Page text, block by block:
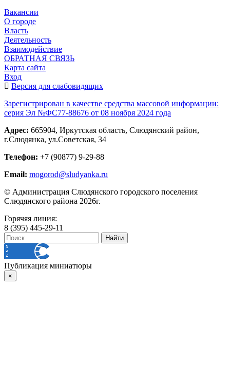
Вакансии
О городе
Власть
Деятельность
Взаимодействие
ОБРАТНАЯ СВЯЗЬ
Карта сайта
Вход
Версия для слабовидящих
Зарегистрирован в качестве средства массовой информации:
серия Эл №ФС77-88676 от 08 ноября 2024 года
Адрес: 665904, Иркутская область, Слюдянский район,
г.Слюдянка, ул.Советская, 34
Телефон: +7 (90877) 9-29-88
Email: mogorod@sludyanka.ru
© Администрация Слюдянского городского поселения
Слюдянского района 2026г.
Горячяя линия:
8 (395) 445-29-11
Публикация миниатюры
×